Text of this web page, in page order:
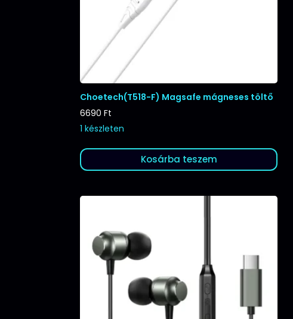
Choetech(T518-F) Magsafe mágneses töltő
6690Ft
1 készleten
Kosárba teszem